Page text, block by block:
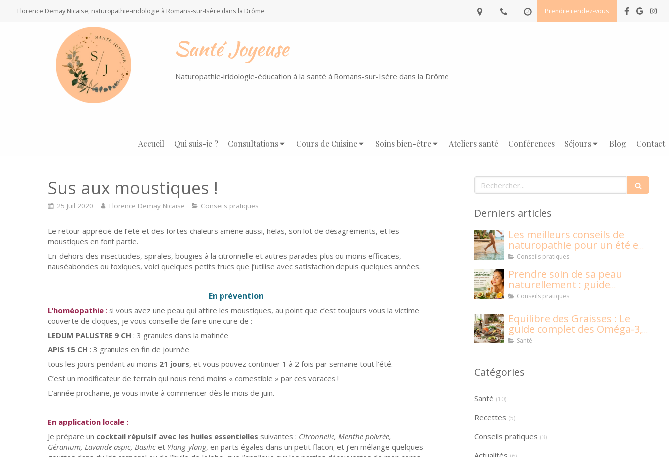
Florence Demay Nicaise, naturopathie-iridologie à Romans-sur-Isère dans la Drôme Prendre rendez-vous
Santé Joyeuse
Naturopathie-iridologie-éducation à la santé à Romans-sur-Isère dans la Drôme
Accueil Qui suis-je ? Consultations Cours de Cuisine Soins bien-être Ateliers santé Conférences Séjours Blog Contact
Sus aux moustiques !
25 Juil 2020 Florence Demay Nicaise Conseils pratiques
Le retour apprécié de l’été et des fortes chaleurs amène aussi, hélas, son lot de désagréments, et les
moustiques en font partie.
En-dehors des insecticides, spirales, bougies à la citronnelle et autres parades plus ou moins efficaces,
nauséabondes ou toxiques, voici quelques petits trucs que j’utilise avec satisfaction depuis quelques années.
En prévention
L’homéopathie : si vous avez une peau qui attire les moustiques, au point que c’est toujours vous la victime
couverte de cloques, je vous conseille de faire une cure de :
LEDUM PALUSTRE 9 CH : 3 granules dans la matinée
APIS 15 CH : 3 granules en fin de journée
tous les jours pendant au moins 21 jours, et vous pouvez continuer 1 à 2 fois par semaine tout l’été.
C’est un modificateur de terrain qui nous rend moins « comestible » par ces voraces !
L’année prochaine, je vous invite à commencer dès le mois de juin.
En application locale :
Je prépare un cocktail répulsif avec les huiles essentielles suivantes : Citronnelle, Menthe poivrée,
Géranium, Lavande aspic, Basilic et Ylang-ylang, en parts égales dans un petit flacon, et j’en mélange quelques
Rechercher
Derniers articles
Les meilleurs conseils de
naturopathie pour un été en
pleine santé !
Conseils pratiques
Prendre soin de sa peau
naturellement : guide
naturopathique
Conseils pratiques
Équilibre des Graisses : Le
guide complet des Oméga-3,
6, 9 et graisses saturées
Santé
Catégories
Santé (10)
Recettes (5)
Conseils pratiques (3)
Actualités